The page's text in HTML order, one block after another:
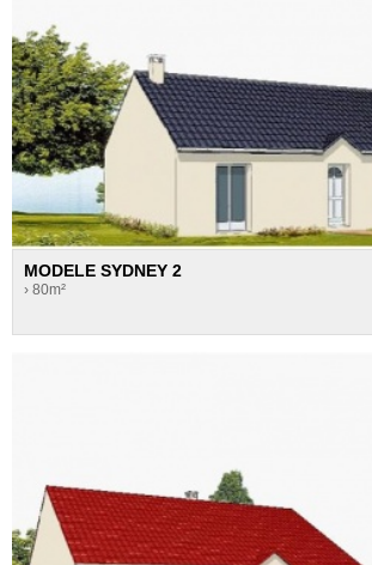
MODELE SYDNEY 2
› 80m²